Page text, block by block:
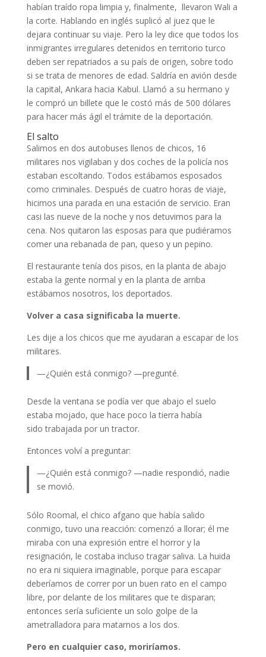
habían traído ropa limpia y, finalmente, llevaron Wali a
la corte. Hablando en inglés suplicó al juez que le
dejara continuar su viaje. Pero la ley dice que todos los
inmigrantes irregulares detenidos en territorio turco
deben ser repatriados a su país de origen, sobre todo
si se trata de menores de edad. Saldría en avión desde
la capital, Ankara hacia Kabul. Llamó a su hermano y
le compró un billete que le costó más de 500 dólares
para hacer más ágil el trámite de la deportación.
El salto
Salimos en dos autobuses llenos de chicos, 16
militares nos vigilaban y dos coches de la policía nos
estaban escoltando. Todos estábamos esposados
como criminales. Después de cuatro horas de viaje,
hicimos una parada en una estación de servicio. Eran
casi las nueve de la noche y nos detuvimos para la
cena. Nos quitaron las esposas para que pudiéramos
comer una rebanada de pan, queso y un pepino.
El restaurante tenía dos pisos, en la planta de abajo
estaba la gente normal y en la planta de arriba
estábamos nosotros, los deportados.
Volver a casa significaba la muerte.
Les dije a los chicos que me ayudaran a escapar de los
militares.
—¿Quién está conmigo? —pregunté.
Desde la ventana se podía ver que abajo el suelo
estaba mojado, que hace poco la tierra había
sido trabajada por un tractor.
Entonces volví a preguntar:
—¿Quién está conmigo? —nadie respondió, nadie
se movió.
Sólo Roomal, el chico afgano que había salido
conmigo, tuvo una reacción: comenzó a llorar; él me
miraba con una expresión entre el horror y la
resignación, le costaba incluso tragar saliva. La huida
no era ni siquiera imaginable, porque para escapar
deberíamos de correr por un buen rato en el campo
libre, por delante de los militares que te disparan;
entonces sería suficiente un solo golpe de la
ametralladora para matarnos a los dos.
Pero en cualquier caso, moriríamos.